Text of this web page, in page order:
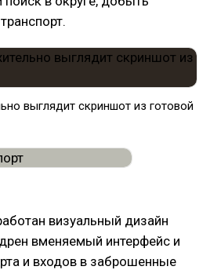
выглядит скриншот из готовой
визуальный дизайн
вменяемый интерфейс и
и входов в заброшенные